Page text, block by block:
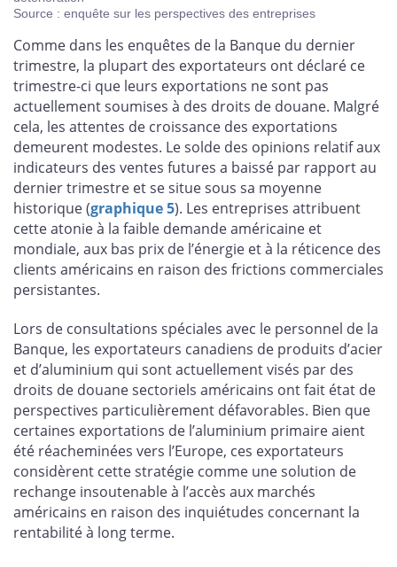
Source : enquête sur les perspectives des entreprises
Comme dans les enquêtes de la Banque du dernier
trimestre, la plupart des exportateurs ont déclaré ce
trimestre-ci que leurs exportations ne sont pas
actuellement soumises à des droits de douane. Malgré
cela, les attentes de croissance des exportations
demeurent modestes. Le solde des opinions relatif aux
indicateurs des ventes futures a baissé par rapport au
dernier trimestre et se situe sous sa moyenne
historique (graphique 5). Les entreprises attribuent
cette atonie à la faible demande américaine et
mondiale, aux bas prix de l’énergie et à la réticence des
clients américains en raison des frictions commerciales
persistantes.
Lors de consultations spéciales avec le personnel de la
Banque, les exportateurs canadiens de produits d’acier
et d’aluminium qui sont actuellement visés par des
droits de douane sectoriels américains ont fait état de
perspectives particulièrement défavorables. Bien que
certaines exportations de l’aluminium primaire aient
été réacheminées vers l’Europe, ces exportateurs
considèrent cette stratégie comme une solution de
rechange insoutenable à l’accès aux marchés
américains en raison des inquiétudes concernant la
rentabilité à long terme.